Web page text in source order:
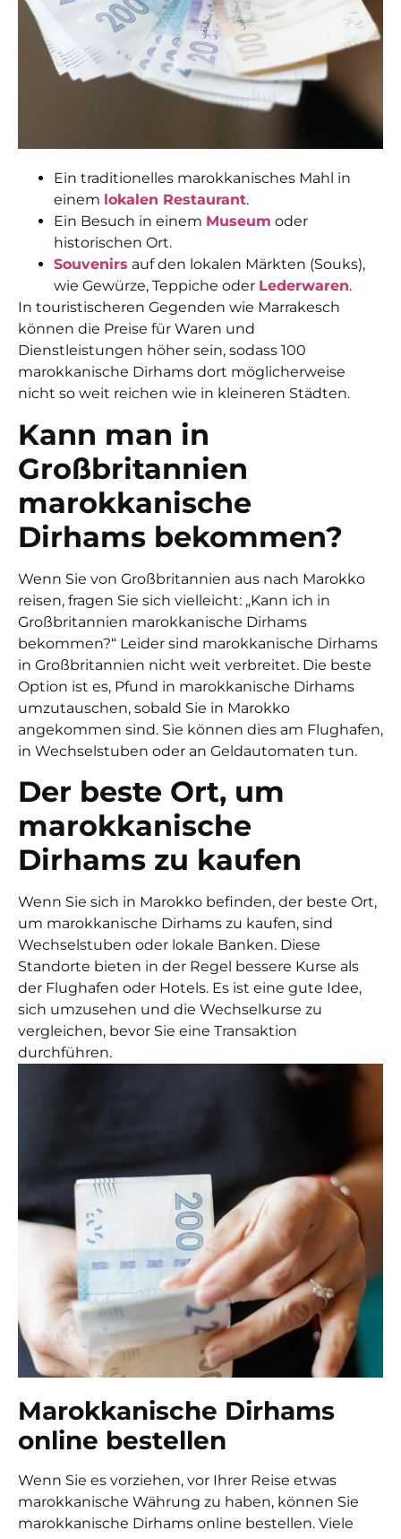
Ein traditionelles marokkanisches Mahl in
einem lokalen Restaurant.
Ein Besuch in einem Museum oder
historischen Ort.
Souvenirs auf den lokalen Märkten (Souks),
wie Gewürze, Teppiche oder Lederwaren.
In touristischeren Gegenden wie Marrakesch
können die Preise für Waren und
Dienstleistungen höher sein, sodass 100
marokkanische Dirhams dort möglicherweise
nicht so weit reichen wie in kleineren Städten.
Kann man in
Großbritannien
marokkanische
Dirhams bekommen?
Wenn Sie von Großbritannien aus nach Marokko
reisen, fragen Sie sich vielleicht: „Kann ich in
Großbritannien marokkanische Dirhams
bekommen?“ Leider sind marokkanische Dirhams
in Großbritannien nicht weit verbreitet. Die beste
Option ist es, Pfund in marokkanische Dirhams
umzutauschen, sobald Sie in Marokko
angekommen sind. Sie können dies am Flughafen,
in Wechselstuben oder an Geldautomaten tun.
Der beste Ort, um
marokkanische
Dirhams zu kaufen
Wenn Sie sich in Marokko befinden, der beste Ort,
um marokkanische Dirhams zu kaufen, sind
Wechselstuben oder lokale Banken. Diese
Standorte bieten in der Regel bessere Kurse als
der Flughafen oder Hotels. Es ist eine gute Idee,
sich umzusehen und die Wechselkurse zu
vergleichen, bevor Sie eine Transaktion
durchführen.
Marokkanische Dirhams
online bestellen
Wenn Sie es vorziehen, vor Ihrer Reise etwas
marokkanische Währung zu haben, können Sie
marokkanische Dirhams online bestellen. Viele